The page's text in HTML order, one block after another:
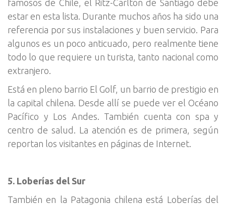
famosos de Chile, el Ritz-Carlton de Santiago debe
estar en esta lista. Durante muchos años ha sido una
referencia por sus instalaciones y buen servicio. Para
algunos es un poco anticuado, pero realmente tiene
todo lo que requiere un turista, tanto nacional como
extranjero.
Está en pleno barrio El Golf, un barrio de prestigio en
la capital chilena. Desde allí se puede ver el Océano
Pacífico y Los Andes. También cuenta con spa y
centro de salud. La atención es de primera, según
reportan los visitantes en páginas de Internet.
5. Loberías del Sur
También en la Patagonia chilena está Loberías del